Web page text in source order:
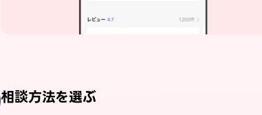
相談方法を選ぶ